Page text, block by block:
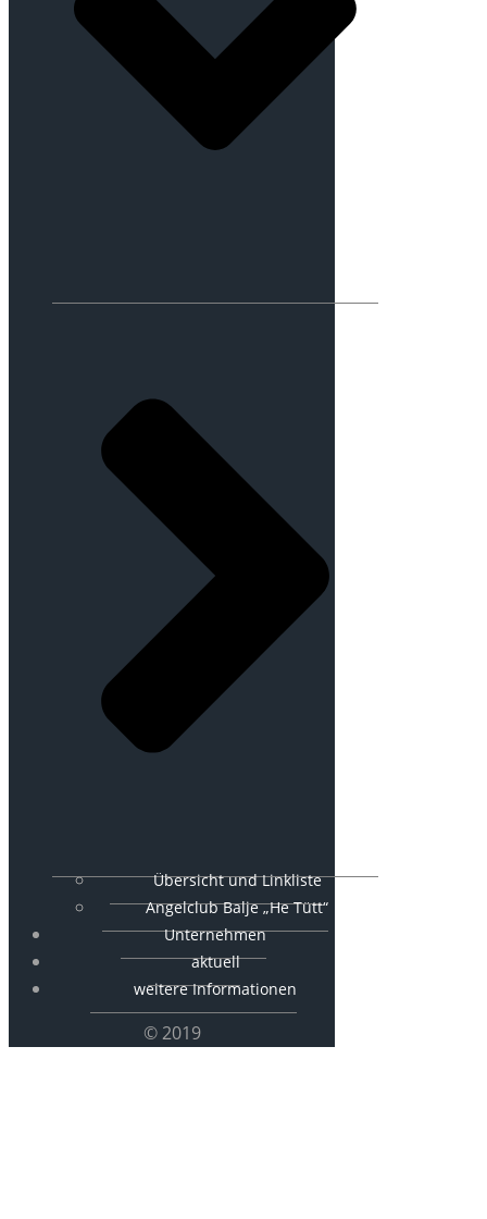
Übersicht und Linkliste
Angelclub Balje „He Tütt“
Unternehmen
aktuell
weitere Informationen
© 2019